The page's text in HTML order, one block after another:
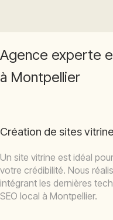
Agence experte
à Montpellier
Création de sites
Un site vitrine est idéal
votre crédibilité. Nous
intégrant les dernières
SEO local à Montpellier.